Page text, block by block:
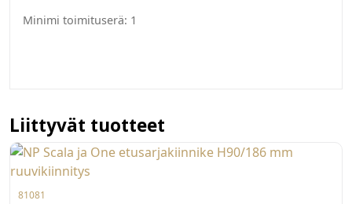
Minimi toimituserä: 1
Liittyvät tuotteet
81081